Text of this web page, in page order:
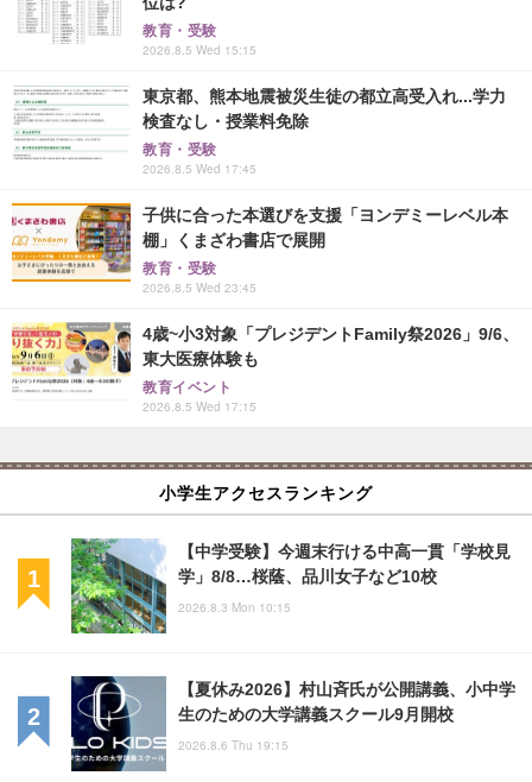
教育・受験
2026.8.5 Wed 15:15
東京都、熊本地震被災生徒の都立高受入れ...学力
検査なし・授業料免除
教育・受験
2026.8.5 Wed 17:45
子供に合った本選びを支援「ヨンデミーレベル本
棚」くまざわ書店で展開
教育・受験
2026.8.5 Wed 23:45
4歳~小3対象「プレジデントFamily祭2026」9/6、
東大医療体験も
教育イベント
2026.8.5 Wed 17:15
小学生アクセスランキング
【中学受験】今週末行ける中高一貫「学校見
学」8/8…桜蔭、品川女子など10校
2026.8.3 Mon 10:15
【夏休み2026】村山斉氏が公開講義、小中学
生のための大学講義スクール9月開校
2026.8.6 Thu 19:15